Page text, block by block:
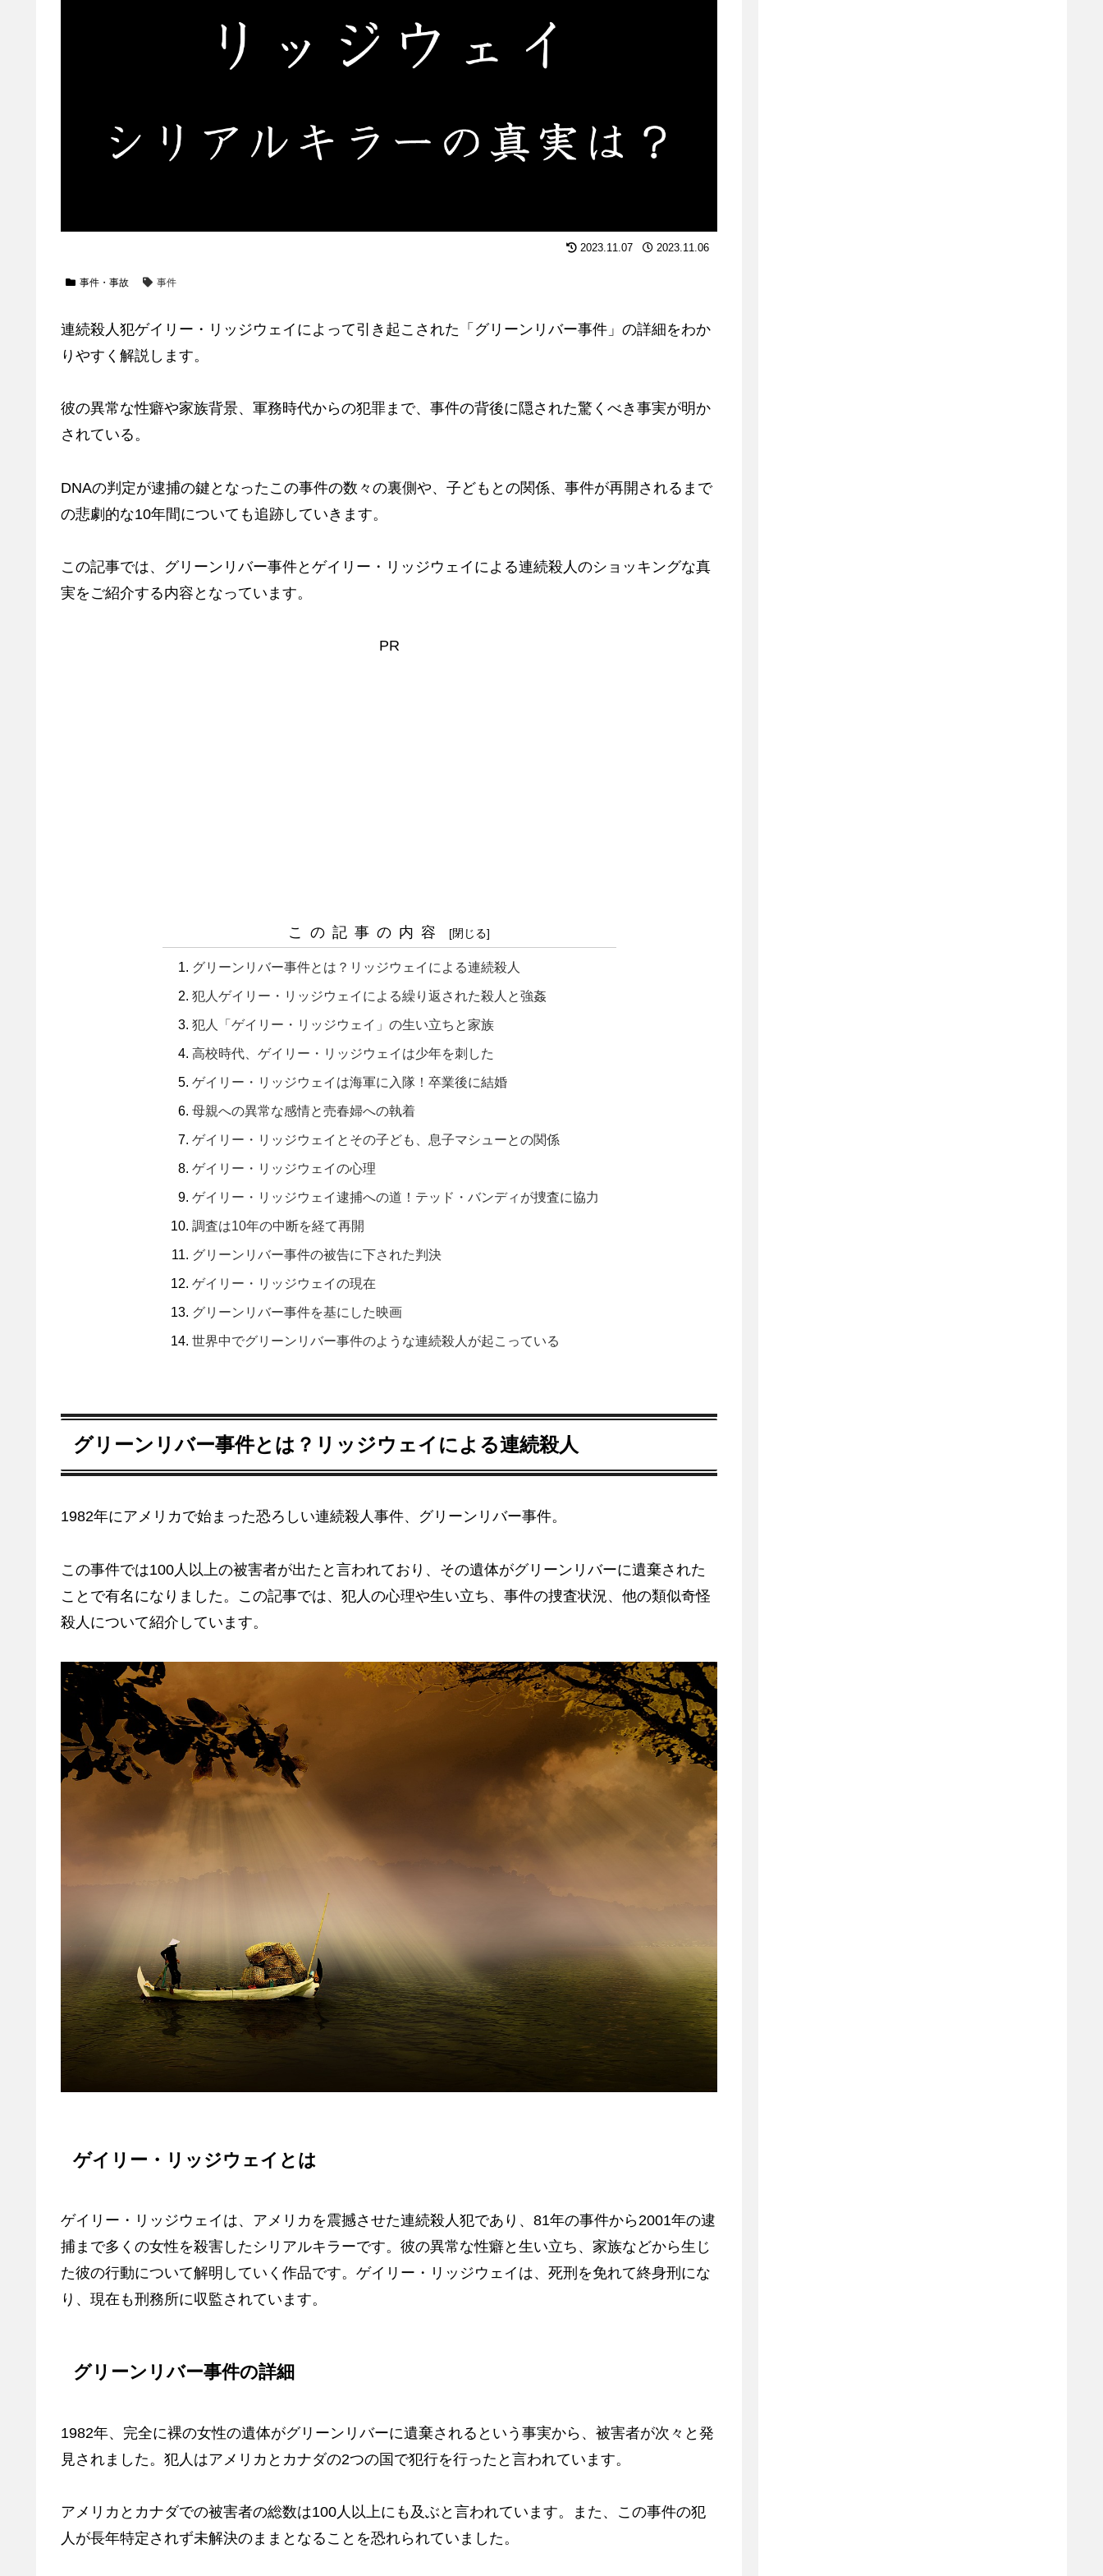
2023.11.07 2023.11.06
事件・事故 事件
連続殺人犯ゲイリー・リッジウェイによって引き起こされた「グリーンリバー事件」の詳細をわか
りやすく解説します。
彼の異常な性癖や家族背景、軍務時代からの犯罪まで、事件の背後に隠された驚くべき事実が明か
されている。
DNAの判定が逮捕の鍵となったこの事件の数々の裏側や、子どもとの関係、事件が再開されるまで
の悲劇的な10年間についても追跡していきます。
この記事では、グリーンリバー事件とゲイリー・リッジウェイによる連続殺人のショッキングな真
実をご紹介する内容となっています。
PR
この記事の内容
グリーンリバー事件とは？リッジウェイによる連続殺人
犯人ゲイリー・リッジウェイによる繰り返された殺人と強姦
犯人「ゲイリー・リッジウェイ」の生い立ちと家族
高校時代、ゲイリー・リッジウェイは少年を刺した
ゲイリー・リッジウェイは海軍に入隊！卒業後に結婚
母親への異常な感情と売春婦への執着
ゲイリー・リッジウェイとその子ども、息子マシューとの関係
ゲイリー・リッジウェイの心理
ゲイリー・リッジウェイ逮捕への道！テッド・バンディが捜査に協力
調査は10年の中断を経て再開
グリーンリバー事件の被告に下された判決
ゲイリー・リッジウェイの現在
グリーンリバー事件を基にした映画
世界中でグリーンリバー事件のような連続殺人が起こっている
グリーンリバー事件とは？リッジウェイによる連続殺人
1982年にアメリカで始まった恐ろしい連続殺人事件、グリーンリバー事件。
この事件では100人以上の被害者が出たと言われており、その遺体がグリーンリバーに遺棄された
ことで有名になりました。この記事では、犯人の心理や生い立ち、事件の捜査状況、他の類似奇怪
殺人について紹介しています。
ゲイリー・リッジウェイとは
ゲイリー・リッジウェイは、アメリカを震撼させた連続殺人犯であり、81年の事件から2001年の逮
捕まで多くの女性を殺害したシリアルキラーです。彼の異常な性癖と生い立ち、家族などから生じ
た彼の行動について解明していく作品です。ゲイリー・リッジウェイは、死刑を免れて終身刑にな
り、現在も刑務所に収監されています。
グリーンリバー事件の詳細
1982年、完全に裸の女性の遺体がグリーンリバーに遺棄されるという事実から、被害者が次々と発
見されました。犯人はアメリカとカナダの2つの国で犯行を行ったと言われています。
アメリカとカナダでの被害者の総数は100人以上にも及ぶと言われています。また、この事件の犯
人が長年特定されず未解決のままとなることを恐れられていました。